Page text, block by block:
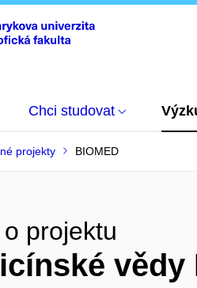
Chci studovat
projekty BIOMED
projektu
vědy